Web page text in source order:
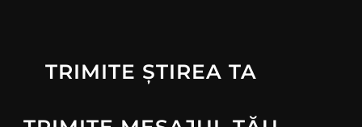
TRIMITE ȘTIREA TA